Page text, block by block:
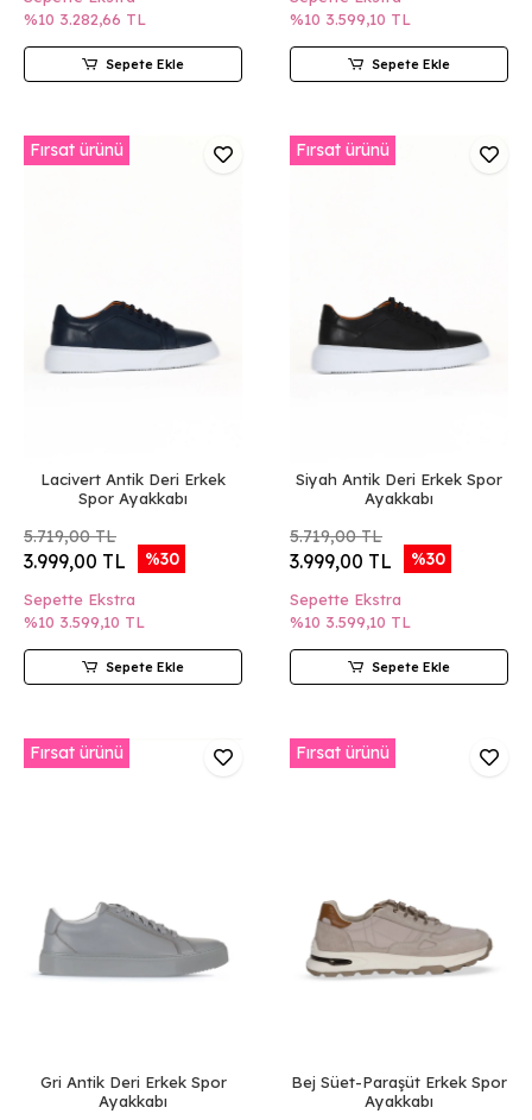
%10 3.282,66 TL
Sepete Ekle
%10 3.599,10 TL
Sepete Ekle
Fırsat ürünü
Lacivert Antik Deri Erkek
Spor Ayakkabı
5.719,00 TL
3.999,00 TL %30
Sepette Ekstra
%10 3.599,10 TL
Sepete Ekle
Fırsat ürünü
Siyah Antik Deri Erkek Spor
Ayakkabı
5.719,00 TL
3.999,00 TL %30
Sepette Ekstra
%10 3.599,10 TL
Sepete Ekle
Fırsat ürünü
Gri Antik Deri Erkek Spor
Ayakkabı
Fırsat ürünü
Bej Süet-Paraşüt Erkek Spor
Ayakkabı